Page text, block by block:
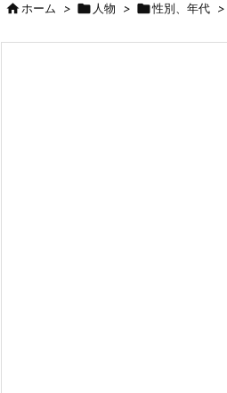
ホーム >  人物 > 性別、年代 >